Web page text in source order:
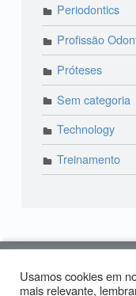
Periodontics
Profissão
Próteses
Sem categoria
Technology
Treinamento
© 2018 Lira
de Pinheiros:
Usamos cookies em
mais relevante,